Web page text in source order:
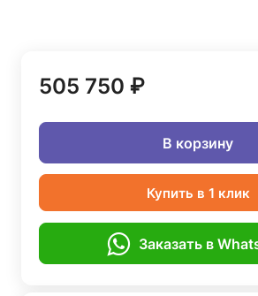
505 750 ₽
В корзину
Купить в 1 клик
Заказать в